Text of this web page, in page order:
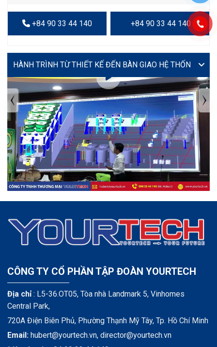
+84 90 33 44 140 +84 90 33 44 140
VIDEO
TIN TỨC MỚI NHẤT
Tuyển dụng: Nhân viên KẾ TOÁN
CÔNG TY CỔ PHẦN TẬP ĐOÀN YOURTECH
Địa chỉ: L5-36.OT05, Tòa nhà Landmark 5, Vinhomes
Central Park,
720A Điện Biên Phủ, Phường Thạnh Mỹ Tây, Tp. Hồ Chí Minh
Email: hubert@yourtech.vn, director@yourtech.vn